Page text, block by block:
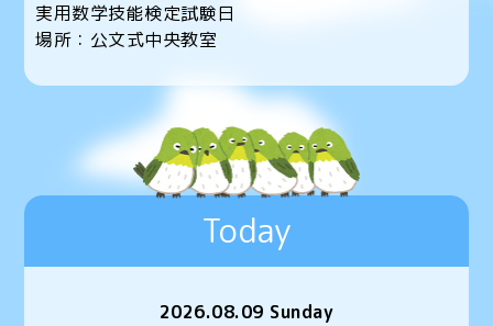
実用数学技能検定試験日
場所：公文式中央教室
Today
2026.08.09 Sunday